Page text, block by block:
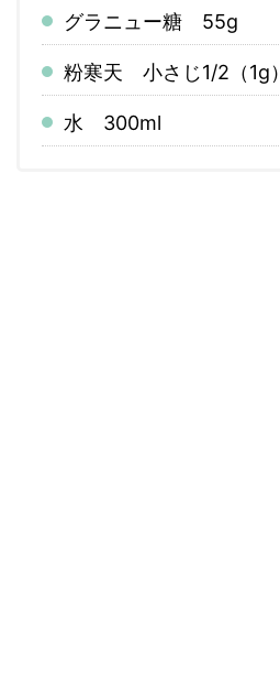
グラニュー糖 55g
粉寒天 小さじ1/2（1g）
水 300ml